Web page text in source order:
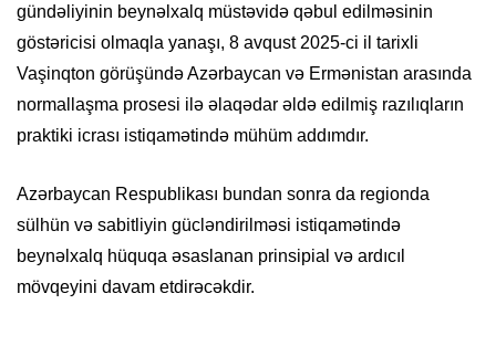
gündəliyinin beynəlxalq müstəvidə qəbul edilməsinin
göstəricisi olmaqla yanaşı, 8 avqust 2025-ci il tarixli
Vaşinqton görüşündə Azərbaycan və Ermənistan arasında
normallaşma prosesi ilə əlaqədar əldə edilmiş razılıqların
praktiki icrası istiqamətində mühüm addımdır.
Azərbaycan Respublikası bundan sonra da regionda
sülhün və sabitliyin gücləndirilməsi istiqamətində
beynəlxalq hüquqa əsaslanan prinsipial və ardıcıl
mövqeyini davam etdirəcəkdir.